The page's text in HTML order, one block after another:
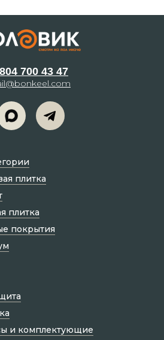
700 43 47
плитка
плитка
покрытия
и комплектующие